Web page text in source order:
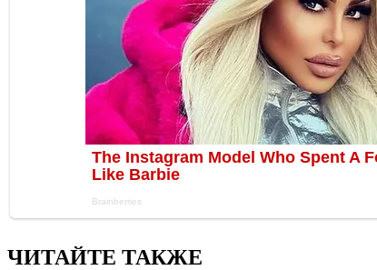
ЧИТАЙТЕ ТАКЖЕ